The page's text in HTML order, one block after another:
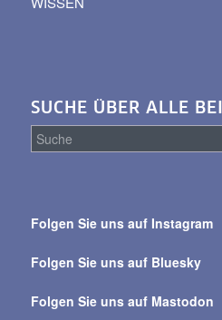
SUCHE ÜBER ALLE
alle
Folgen Sie uns auf Instagram
Folgen Sie uns auf Bluesky
Folgen Sie uns auf Mastodon